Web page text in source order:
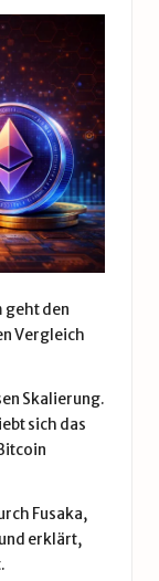
geht den
Vergleich
Skalierung.
sich das
Fusaka,
erklärt,